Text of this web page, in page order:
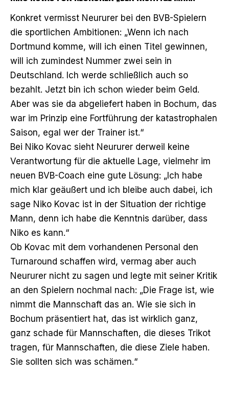
Konkret vermisst Neururer bei den BVB-Spielern
die sportlichen Ambitionen: „Wenn ich nach
Dortmund komme, will ich einen Titel gewinnen,
will ich zumindest Nummer zwei sein in
Deutschland. Ich werde schließlich auch so
bezahlt. Jetzt bin ich schon wieder beim Geld.
Aber was sie da abgeliefert haben in Bochum, das
war im Prinzip eine Fortführung der katastrophalen
Saison, egal wer der Trainer ist.“
Bei Niko Kovac sieht Neururer derweil keine
Verantwortung für die aktuelle Lage, vielmehr im
neuen BVB-Coach eine gute Lösung: „Ich habe
mich klar geäußert und ich bleibe auch dabei, ich
sage Niko Kovac ist in der Situation der richtige
Mann, denn ich habe die Kenntnis darüber, dass
Niko es kann.“
Ob Kovac mit dem vorhandenen Personal den
Turnaround schaffen wird, vermag aber auch
Neururer nicht zu sagen und legte mit seiner Kritik
an den Spielern nochmal nach: „Die Frage ist, wie
nimmt die Mannschaft das an. Wie sie sich in
Bochum präsentiert hat, das ist wirklich ganz,
ganz schade für Mannschaften, die dieses Trikot
tragen, für Mannschaften, die diese Ziele haben.
Sie sollten sich was schämen.“